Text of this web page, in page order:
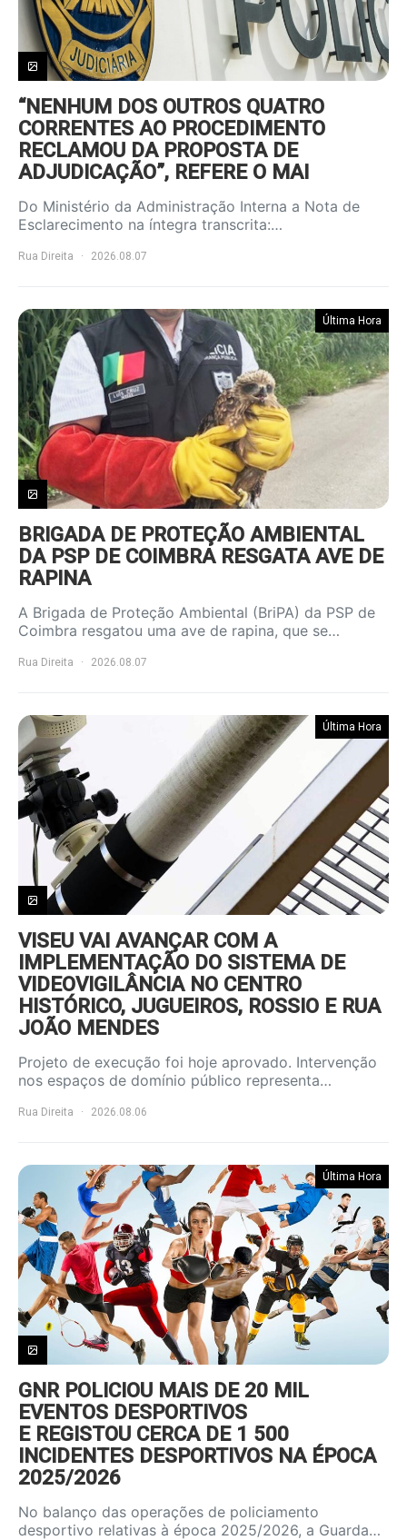
“NENHUM DOS OUTROS QUATRO
CORRENTES AO PROCEDIMENTO
RECLAMOU DA PROPOSTA DE
ADJUDICAÇÃO”, REFERE O MAI
Do Ministério da Administração Interna a Nota de
Esclarecimento na íntegra transcrita:…
Rua Direita 2026.08.07
Última Hora
BRIGADA DE PROTEÇÃO AMBIENTAL
DA PSP DE COIMBRA RESGATA AVE DE
RAPINA
A Brigada de Proteção Ambiental (BriPA) da PSP de
Coimbra resgatou uma ave de rapina, que se…
Rua Direita 2026.08.07
Última Hora
VISEU VAI AVANÇAR COM A
IMPLEMENTAÇÃO DO SISTEMA DE
VIDEOVIGILÂNCIA NO CENTRO
HISTÓRICO, JUGUEIROS, ROSSIO E RUA
JOÃO MENDES
Projeto de execução foi hoje aprovado. Intervenção
nos espaços de domínio público representa…
Rua Direita 2026.08.06
Última Hora
GNR POLICIOU MAIS DE 20 MIL
EVENTOS DESPORTIVOS
E REGISTOU CERCA DE 1 500
INCIDENTES DESPORTIVOS NA ÉPOCA
2025/2026
No balanço das operações de policiamento
desportivo relativas à época 2025/2026, a Guarda…